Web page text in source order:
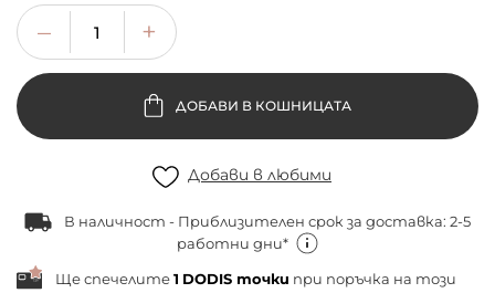
ДОБАВИ В КОШНИЦАТА
Добави в любими
В наличност - Приблизителен срок за доставка: 2-5
работни дни*
Ще спечелите1 DODIS точки при поръчка на този